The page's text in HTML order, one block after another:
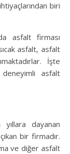
biri
asfalt firması
asfalt, asfalt
İşte
asfalt
dayanan
bir firmadır.
ve diğer asfalt